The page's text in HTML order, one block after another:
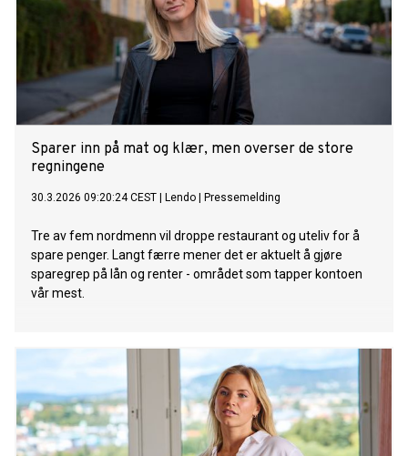
Sparer inn på mat og klær, men overser de store
regningene
30.3.2026 09:20:24 CEST Lendo Pressemelding
Tre av fem nordmenn vil droppe restaurant og uteliv for å
spare penger. Langt færre mener det er aktuelt å gjøre
sparegrep på lån og renter - området som tapper kontoen
vår mest.